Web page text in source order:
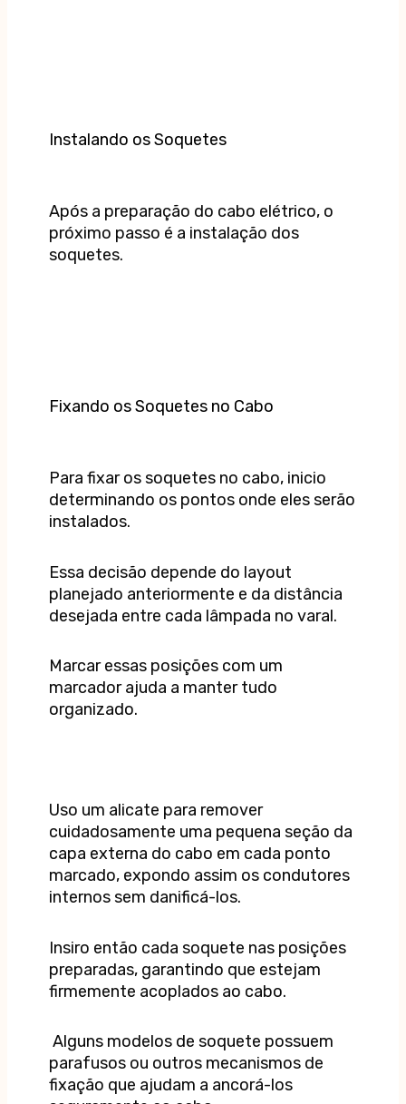
Instalando os Soquetes
Após a preparação do cabo elétrico, o
próximo passo é a instalação dos
soquetes.
Fixando os Soquetes no Cabo
Para fixar os soquetes no cabo, inicio
determinando os pontos onde eles serão
instalados.
Essa decisão depende do layout
planejado anteriormente e da distância
desejada entre cada lâmpada no varal.
Marcar essas posições com um
marcador ajuda a manter tudo
organizado.
Uso um alicate para remover
cuidadosamente uma pequena seção da
capa externa do cabo em cada ponto
marcado, expondo assim os condutores
internos sem danificá-los.
Insiro então cada soquete nas posições
preparadas, garantindo que estejam
firmemente acoplados ao cabo.
Alguns modelos de soquete possuem
parafusos ou outros mecanismos de
fixação que ajudam a ancorá-los